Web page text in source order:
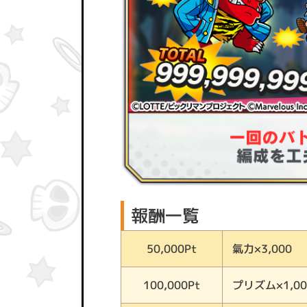
報酬一覧
50,000Pt 氣力×3,000
100,000Pt プリズム